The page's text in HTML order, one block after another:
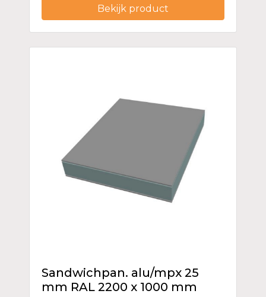
Bekijk product
Sandwichpan. alu/mpx 25
mm RAL 2200 x 1000 mm